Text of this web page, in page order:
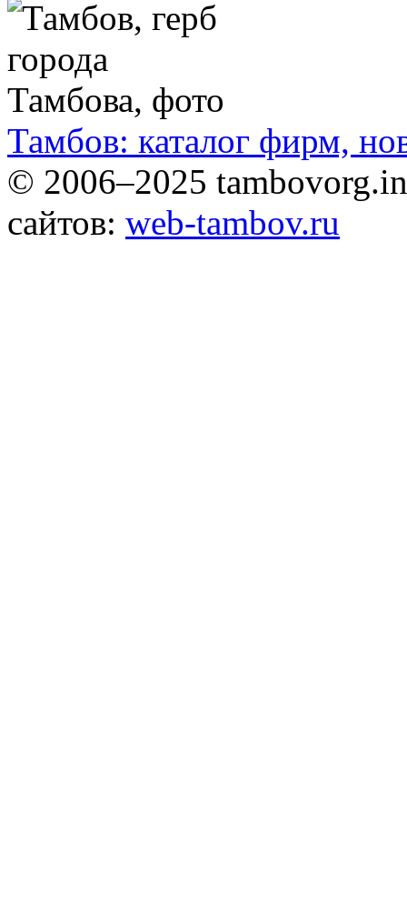
Тамбов: каталог фирм,
© 2006–2025
сайтов: web-tambov.ru